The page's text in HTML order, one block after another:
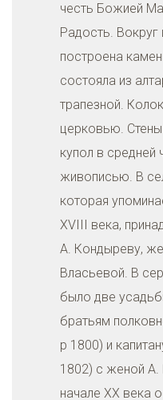
честь Божией
Радость. Вокруг
построена
состояла из
трапезной.
церковью.
купол в средней
живописью. В
которая
XVIII века,
А. Кондыреву,
Власьевой. В
было две
братьям
р 1800) и
1802) с женой
начале XX века